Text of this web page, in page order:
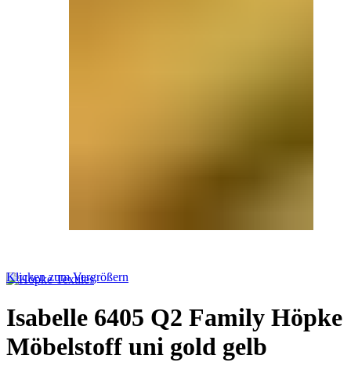
Klicken zum Vergrößern
Isabelle 6405 Q2 Family Höpke
Möbelstoff uni gold gelb